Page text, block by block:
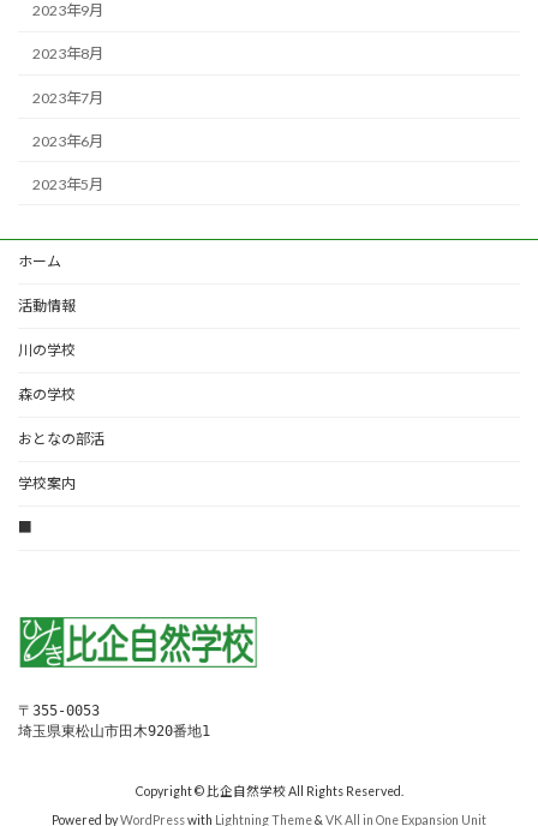
2023年9月
2023年8月
2023年7月
2023年6月
2023年5月
ホーム
活動情報
川の学校
森の学校
おとなの部活
学校案内
■
〒355-0053
埼玉県東松山市田木920番地1
Copyright © 比企自然学校 All Rights Reserved.
Powered byWordPresswith Lightning Theme& VK All in One Expansion Unit